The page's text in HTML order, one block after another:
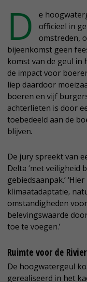
D
e
officieel in
omstreden,
bijeenkomst geen
komst van de geul in
de impact voor
liep daardoor
boeren en vijf
achterlieten is door
toebedeeld aan de
blijven.
De jury spreekt van
Delta ‘met veiligheid
gebiedsaanpak.’
klimaatadaptatie,
omstandigheden
belevingswaarde
toe te voegen.’
Ruimte voor de Rivier
De hoogwatergeul
gerealiseerd in het